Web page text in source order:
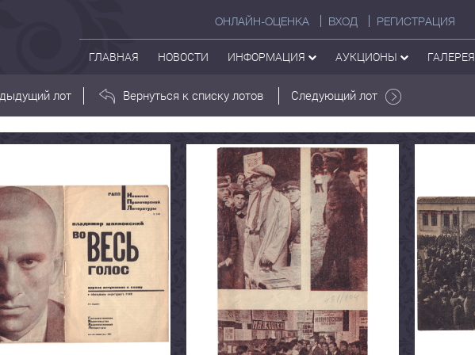
ОНЛАЙН-ОЦЕНКА ВХОД РЕГИСТРАЦИЯ
ГЛАВНАЯ НОВОСТИ ИНФОРМАЦИЯ АУКЦИОНЫ ГАЛЕРЕЯ
лот Вернуться к списку лотов Следующий лот